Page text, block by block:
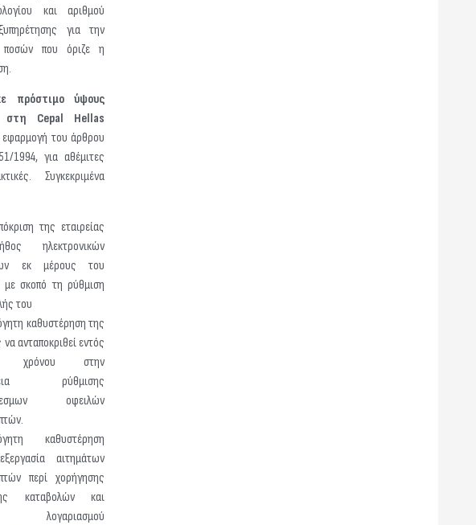
και αριθμού
για την
που όριζε η
πρόστιμο ύψους
Cepal Hellas
του άρθρου
1994, για αθέμιτες
Συγκεκριμένα
της εταιρείας
ηλεκτρονικών
εκ μέρους του
με σκοπό τη ρύθμιση
του
καθυστέρηση της
να ανταποκριθεί εντός
χρόνου στην
ρύθμισης
οφειλών
καθυστέρηση
αιτημάτων
περί χορήγησης
καταβολών και
λογαριασμού